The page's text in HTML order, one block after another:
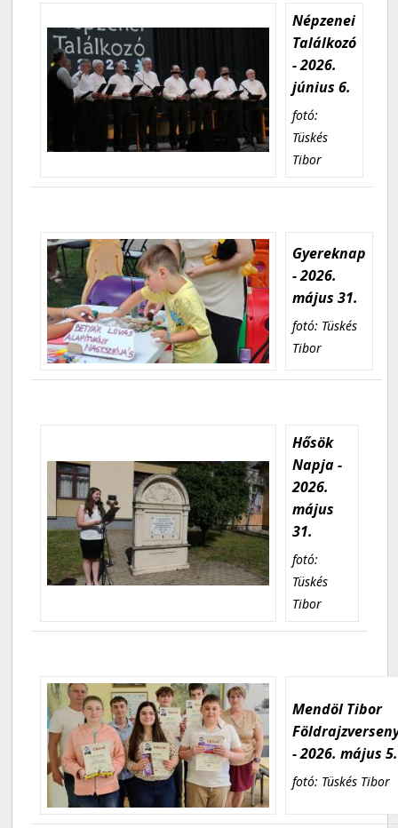
Népzenei
Találkozó
- 2026.
június 6.
fotó:
Tüskés
Tibor
Gyereknap
- 2026.
május 31.
fotó: Tüskés
Tibor
Hősök
Napja -
2026.
május
31.
fotó:
Tüskés
Tibor
Mendöl Tibor
- 2026. május 5.
fotó: Tüskés Tibor